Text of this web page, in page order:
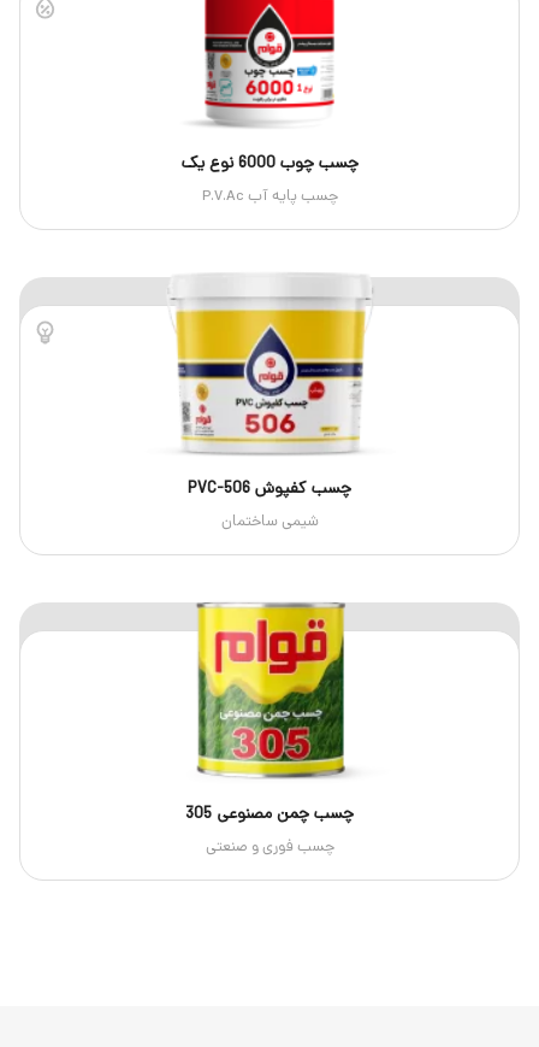
چسب چوب 6000 نوع یک
چسب پایه آب P.V.Ac
چسب کفپوش PVC-506
شیمی ساختمان
چسب چمن مصنوعی 305
چسب فوری و صنعتی